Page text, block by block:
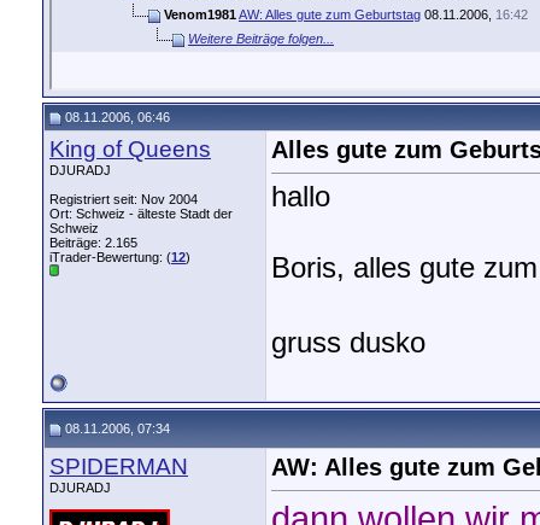
Venom1981AW: Alles gute zum Geburtstag 08.11.2006, 16:42
Weitere Beiträge folgen...
08.11.2006, 06:46
King of Queens
DJURADJ
Registriert seit: Nov 2004
Ort: Schweiz - älteste Stadt der
Schweiz
Beiträge: 2.165
iTrader-Bewertung: (12)
Alles gute zum
hallo
Boris, alles gute
gruss dusko
08.11.2006, 07:34
SPIDERMAN
DJURADJ
AW: Alles gute zum